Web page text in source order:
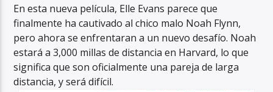
En esta nueva película, Elle Evans parece que
finalmente ha cautivado al chico malo Noah Flynn,
pero ahora se enfrentaran a un nuevo desafío. Noah
estará a 3,000 millas de distancia en Harvard, lo que
significa que son oficialmente una pareja de larga
distancia, y será difícil.